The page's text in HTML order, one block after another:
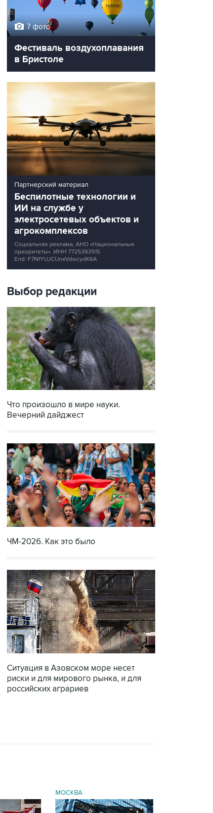
7 фото
Фестиваль воздухоплавания
в Бристоле
Партнерский материал
Беспилотные технологии и
ИИ на службе у
электросетевых объектов и
агрокомплексов
Социальная реклама, АНО «Национальные
приоритеты». ИНН 7725383515
Erid: F7NfYUJCUneVdwcydK6A
Выбор редакции
Что произошло в мире науки.
Вечерний дайджест
ЧМ-2026. Как это было
Ситуация в Азовском море несет
риски и для мирового рынка, и для
российских аграриев
МОСКВА